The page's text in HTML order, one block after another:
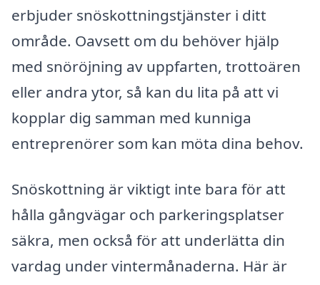
erbjuder snöskottningstjänster i ditt
område. Oavsett om du behöver hjälp
med snöröjning av uppfarten, trottoären
eller andra ytor, så kan du lita på att vi
kopplar dig samman med kunniga
entreprenörer som kan möta dina behov.
Snöskottning är viktigt inte bara för att
hålla gångvägar och parkeringsplatser
säkra, men också för att underlätta din
vardag under vintermånaderna. Här är